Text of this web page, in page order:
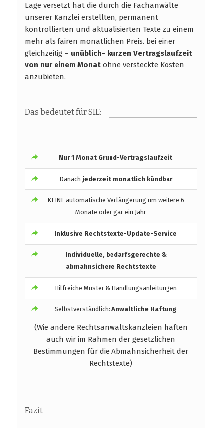
Lage versetzt hat die durch die Fachanwälte
unserer Kanzlei erstellten, permanent
kontrollierten und aktualisierten Texte zu einem
mehr als fairen monatlichen Preis. bei einer
gleichzeitig – unüblich- kurzen Vertragslaufzeit
von nur einem Monat ohne versteckte Kosten
anzubieten.
Das bedeutet für SIE:
Nur 1 Monat Grund-Vertragslaufzeit
Danach jederzeit monatlich kündbar
KEINE automatische Verlängerung um weitere 6
Monate oder gar ein Jahr
Inklusive Rechtstexte-Update-Service
Individuelle, bedarfsgerechte &
abmahnsichere Rechtstexte
Hilfreiche Muster & Handlungsanleitungen
Selbstverständlich:Anwaltliche Haftung
(Wie andere Rechtsanwaltskanzleien haften
auch wir im Rahmen der gesetzlichen
Bestimmungen für die Abmahnsicherheit der
Rechtstexte)
Fazit